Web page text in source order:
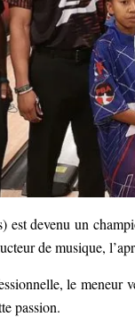
est devenu un
de musique,
le meneur
passion.